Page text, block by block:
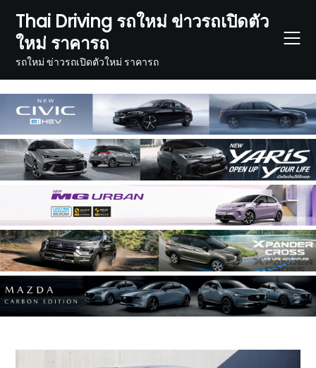
content
Thai Driving รถใหม่ ข่าวรถเปิดตัว
ใหม่ ราคารถ
รถใหม่ ข่าวรถเปิดตัวใหม่ ราคารถ